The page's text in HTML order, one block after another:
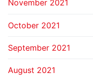
November 2021
October 2021
September 2021
August 2021